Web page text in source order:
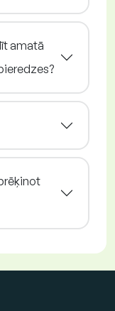
amatā